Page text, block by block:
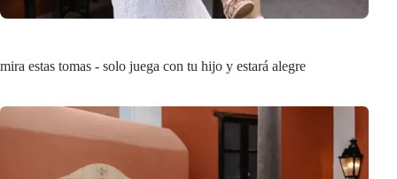
mira estas tomas - solo juega con tu hijo y estará alegre